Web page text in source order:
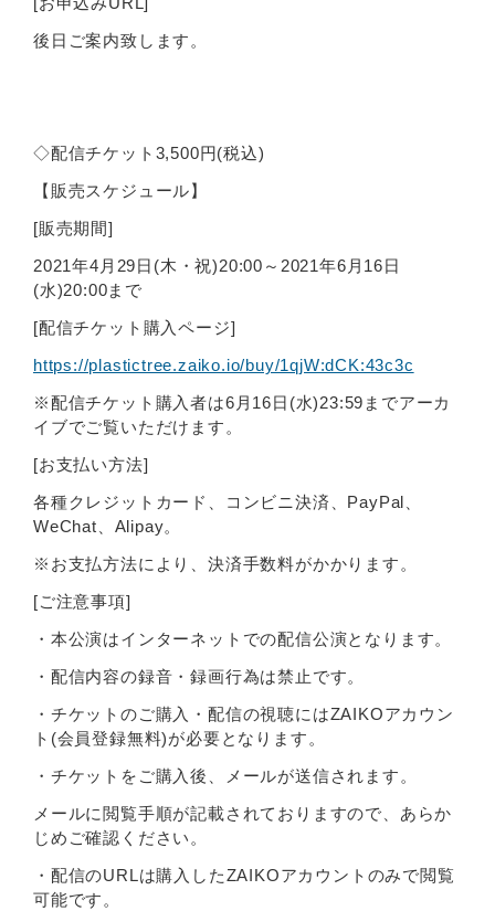
後日ご案内致します。
◇配信チケット3,500円(税込)
【販売スケジュール】
[販売期間]
2021年4月29日(木・祝)20:00～2021年6月16日
(水)20:00まで
[配信チケット購入ページ]
https://plastictree.zaiko.io/buy/1qjW:dCK:43c3c
※配信チケット購入者は6月16日(水)23:59までアーカ
イブでご覧いただけます。
[お支払い方法]
各種クレジットカード、コンビニ決済、PayPal、
WeChat、Alipay。
※お支払方法により、決済手数料がかかります。
[ご注意事項]
・本公演はインターネットでの配信公演となります。
・配信内容の録音・録画行為は禁止です。
・チケットのご購入・配信の視聴にはZAIKOアカウン
ト(会員登録無料)が必要となります。
・チケットをご購入後、メールが送信されます。
メールに閲覧手順が記載されておりますので、あらか
じめご確認ください。
・配信のURLは購入したZAIKOアカウントのみで閲覧
可能です。